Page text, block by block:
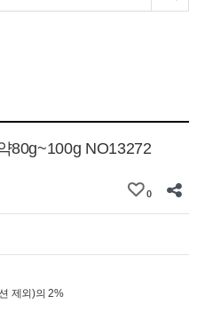
80g~100g NO13272
0
제외)의 2%